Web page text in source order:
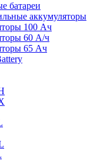
батареи
аккумуляторы
100 Ач
60 А/ч
65 Ач